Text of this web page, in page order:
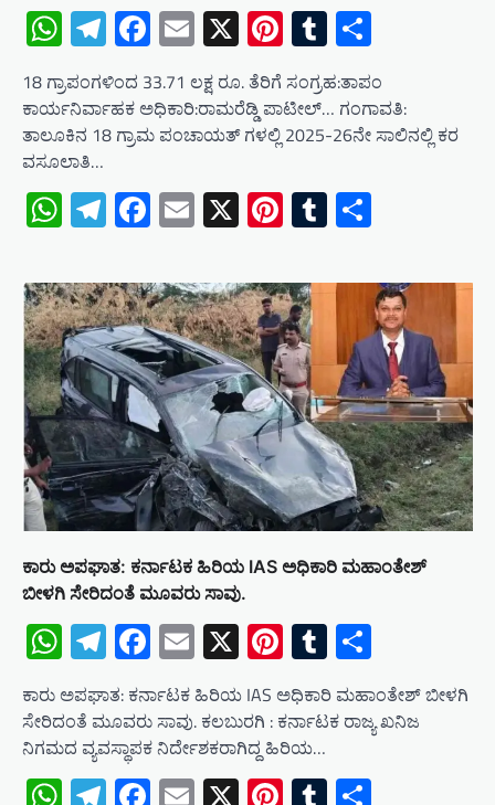
WhatsApp
Telegram
Facebook
Email
X Pinterest
Tumblr
18 ಗ್ರಾಪಂಗಳಿಂದ 33.71 ಲಕ್ಷ ರೂ. ತೆರಿಗೆ ಸಂಗ್ರಹ:ತಾಪಂ
ಕಾರ್ಯನಿರ್ವಾಹಕ ಅಧಿಕಾರಿ:ರಾಮರೆಡ್ಡಿ ಪಾಟೀಲ್… ಗಂಗಾವತಿ:
ತಾಲೂಕಿನ 18 ಗ್ರಾಮ ಪಂಚಾಯತ್ ಗಳಲ್ಲಿ 2025-26ನೇ ಸಾಲಿನಲ್ಲಿ ಕರ
ವಸೂಲಾತಿ…
WhatsApp
Telegram
Facebook
Email
X Pinterest
Tumblr
ಕಾರು ಅಪಘಾತ: ಕರ್ನಾಟಕ ಹಿರಿಯ IAS ಅಧಿಕಾರಿ ಮಹಾಂತೇಶ್
ಬೀಳಗಿ ಸೇರಿದಂತೆ ಮೂವರು ಸಾವು.
WhatsApp
Telegram
Facebook
Email
X Pinterest
Tumblr
ಕಾರು ಅಪಘಾತ: ಕರ್ನಾಟಕ ಹಿರಿಯ IAS ಅಧಿಕಾರಿ ಮಹಾಂತೇಶ್ ಬೀಳಗಿ
ಸೇರಿದಂತೆ ಮೂವರು ಸಾವು. ಕಲಬುರಗಿ : ಕರ್ನಾಟಕ ರಾಜ್ಯ ಖನಿಜ
ನಿಗಮದ ವ್ಯವಸ್ಥಾಪಕ ನಿರ್ದೇಶಕರಾಗಿದ್ದ ಹಿರಿಯ…